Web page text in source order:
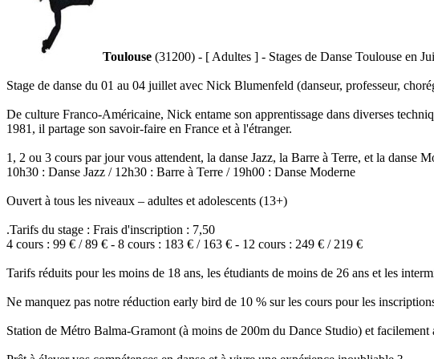
Toulouse (31200) - [ Adultes ] - Stages de Danse Toulouse en
Stage de danse du 01 au 04 juillet avec Nick Blumenfeld (danseur, professeur,
De culture Franco-Américaine, Nick entame son apprentissage dans diverses
1981, il partage son savoir-faire en France et à l'étranger.
1, 2 ou 3 cours par jour vous attendent, la danse Jazz, la Barre à Terre, et la danse
10h30 : Danse Jazz / 12h30 : Barre à Terre / 19h00 : Danse Moderne
Ouvert à tous les niveaux – adultes et adolescents (13+)
.Tarifs du stage : Frais d'inscription : 7,50
4 cours : 99 € / 89 € - 8 cours : 183 € / 163 € - 12 cours : 249 € / 219 €
Tarifs réduits pour les moins de 18 ans, les étudiants de moins de 26 ans et les
Ne manquez pas notre réduction early bird de 10 % sur les cours pour les
Station de Métro Balma-Gramont (à moins de 200m du Dance Studio) et